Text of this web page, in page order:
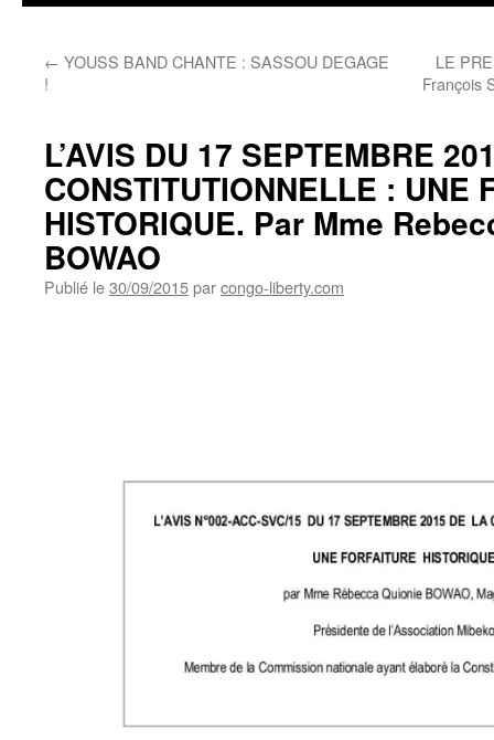
← YOUSS BAND CHANTE : SASSOU DEGAGE
!
LE
François
L’AVIS DU 17 SEPTEMBRE
CONSTITUTIONNELLE : UNE
HISTORIQUE. Par Mme
BOWAO
Publié le30/09/2015parcongo-liberty.com